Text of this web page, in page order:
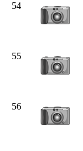
54
55
56